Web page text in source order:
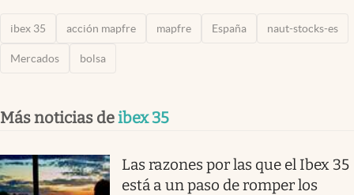
ibex 35 acción mapfre mapfre España naut-stocks-es
Mercados bolsa
Más noticias deibex 35
Las razones por las que el Ibex 35
está a un paso de romper los